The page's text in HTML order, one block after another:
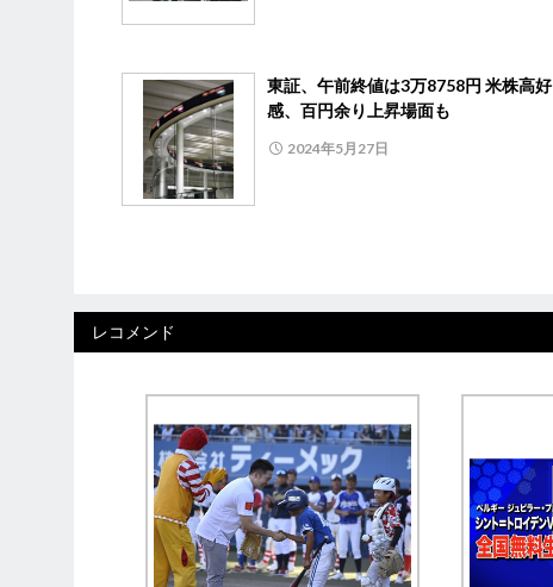
東証、午前終値は3万8758円 米株高好
感、百円余り上昇場面も
2024年5月27日
レコメンド